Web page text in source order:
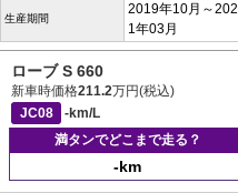
生産期間
2019年10月～202
1年03月
ローブ S 660
新車時価格211.2万円(税込)
JC08
-km/L
満タンでどこまで走る？
-km